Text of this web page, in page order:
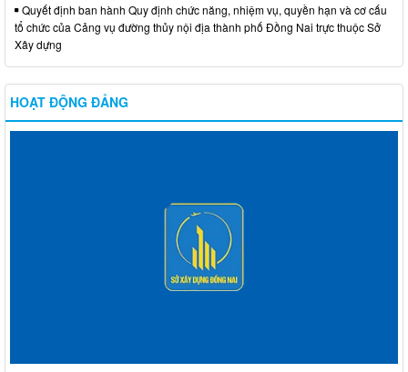
Quyết định ban hành Quy định chức năng, nhiệm vụ, quyền hạn và cơ cấu
tổ chức của Cảng vụ đường thủy nội địa thành phố Đồng Nai trực thuộc Sở
Xây dựng
HOẠT ĐỘNG ĐẢNG